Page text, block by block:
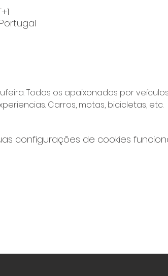
Todos os apaixonados por
Carros, motas, bicicletas, etc.
configurações de cookies